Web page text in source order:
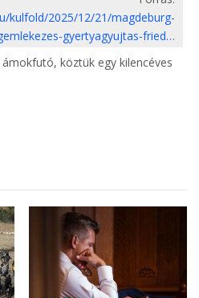
kulfold/2025/12/21/magdeburg-
gyertyagyujtas-fried…
köztük egy kilencéves